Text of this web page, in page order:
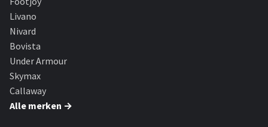
Livano
Nivard
Bovista
Under Armour
Skymax
Callaway
Alle merken →